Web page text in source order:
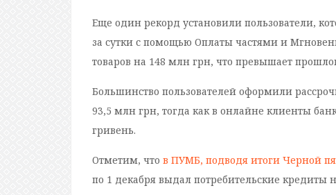
Еще один рекорд установили пользователи,
за сутки с помощью Оплаты частями и
товаров на 148 млн грн, что превышает
Большинство пользователей оформили
93,5 млн грн, тогда как в онлайне клиенты
гривень.
Отметим, что в ПУМБ, подводя итоги Черной
по 1 декабря выдал потребительские кредиты